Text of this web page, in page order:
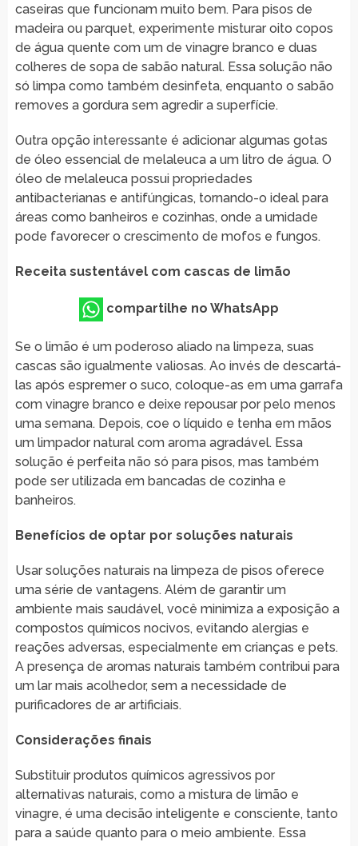
caseiras que funcionam muito bem. Para pisos de
madeira ou parquet, experimente misturar oito copos
de água quente com um de vinagre branco e duas
colheres de sopa de sabão natural. Essa solução não
só limpa como também desinfeta, enquanto o sabão
removes a gordura sem agredir a superfície.
Outra opção interessante é adicionar algumas gotas
de óleo essencial de melaleuca a um litro de água. O
óleo de melaleuca possui propriedades
antibacterianas e antifúngicas, tornando-o ideal para
áreas como banheiros e cozinhas, onde a umidade
pode favorecer o crescimento de mofos e fungos.
Receita sustentável com cascas de limão
compartilhe no WhatsApp
Se o limão é um poderoso aliado na limpeza, suas
cascas são igualmente valiosas. Ao invés de descartá-
las após espremer o suco, coloque-as em uma garrafa
com vinagre branco e deixe repousar por pelo menos
uma semana. Depois, coe o líquido e tenha em mãos
um limpador natural com aroma agradável. Essa
solução é perfeita não só para pisos, mas também
pode ser utilizada em bancadas de cozinha e
banheiros.
Benefícios de optar por soluções naturais
Usar soluções naturais na limpeza de pisos oferece
uma série de vantagens. Além de garantir um
ambiente mais saudável, você minimiza a exposição a
compostos químicos nocivos, evitando alergias e
reações adversas, especialmente em crianças e pets.
A presença de aromas naturais também contribui para
um lar mais acolhedor, sem a necessidade de
purificadores de ar artificiais.
Considerações finais
Substituir produtos químicos agressivos por
alternativas naturais, como a mistura de limão e
vinagre, é uma decisão inteligente e consciente, tanto
para a saúde quanto para o meio ambiente. Essa